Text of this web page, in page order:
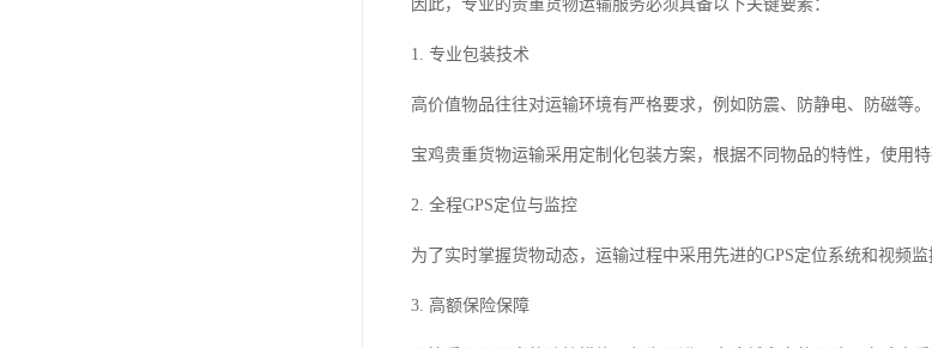
因此，专业的贵重货物运输服务必须具备以下关键要素：
1. 专业包装技术
高价值物品往往对运输环境有严格要求，例如防震、防静电、防磁等。
宝鸡贵重货物运输采用定制化包装方案，根据不同物品的特性，使用
2. 全程GPS定位与监控
为了实时掌握货物动态，运输过程中采用先进的GPS定位系统和视频
3. 高额保险保障